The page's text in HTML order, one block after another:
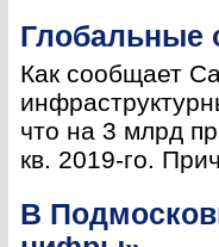
Глобальные
Как сообщает
что на 3 млрд
кв. 2019-го.
В